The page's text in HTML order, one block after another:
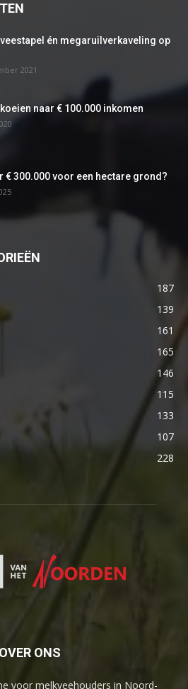
én megaruilverkaveling op
2021
naar € 100.000 inkomen
€ 300.000 voor een hectare grond?
187
139
161
165
146
115
133
107
228
ONS
voor melkveehouders in Noord-